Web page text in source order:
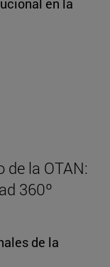
en la
de la OTAN:
360º
de la